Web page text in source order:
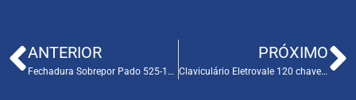
ANTERIOR
Fechadura Sobrepor Pado 525-100 Cod. 110014
PRÓXIMO
Claviculário Eletrovale 120 chaves Cod. 037007